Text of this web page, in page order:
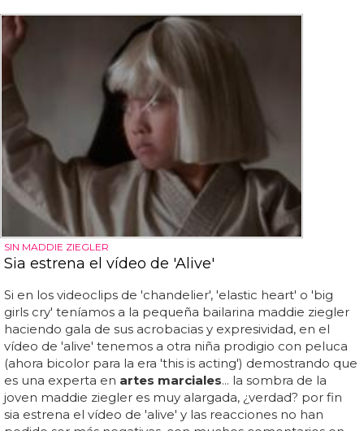
SIN MADDIE ZIEGLER
Sia estrena el vídeo de 'Alive'
Si en los videoclips de 'chandelier', 'elastic heart' o 'big
girls cry' teníamos a la pequeña bailarina maddie ziegler
haciendo gala de sus acrobacias y expresividad, en el
vídeo de 'alive' tenemos a otra niña prodigio con peluca
(ahora bicolor para la era 'this is acting') demostrando que
es una experta en artes marciales... la sombra de la
joven maddie ziegler es muy alargada, ¿verdad? por fin
sia estrena el vídeo de 'alive' y las reacciones no han